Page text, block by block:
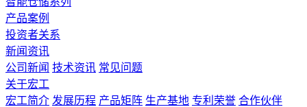
产品案例
投资者关系
新闻资讯
公司新闻 技术资讯 常见问题
关于宏工
宏工简介 发展历程 产品矩阵 生产基地 专利荣誉 合作伙伴